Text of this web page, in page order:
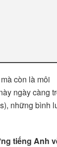
còn là môi
ngày càng
những bình
tiếng Anh